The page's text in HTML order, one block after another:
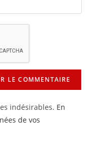
indésirables. En
de vos